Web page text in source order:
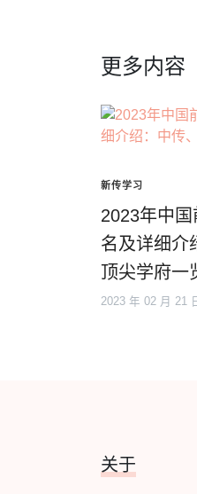
更多内容
新传学习
2023年中
名及详细介
顶尖学府一
2023 年 02 月 21
关于